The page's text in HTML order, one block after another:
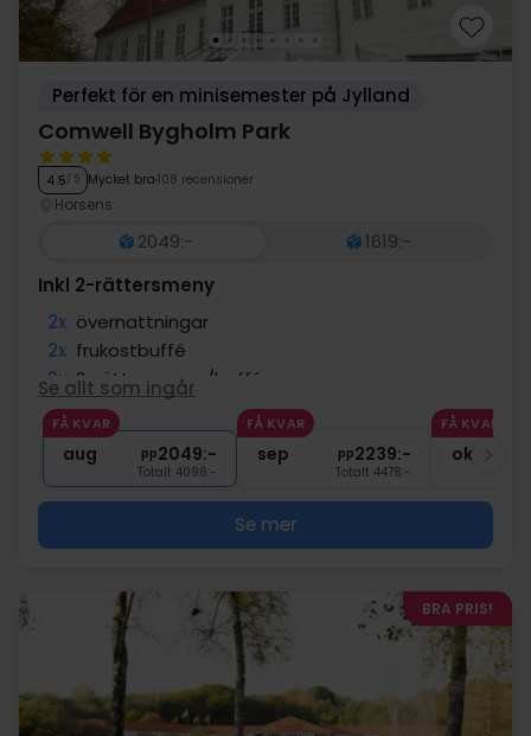
Perfekt för en minisemester på Jylland
Comwell Bygholm Park
4.5/ 5 Mycket bra 108 recensioner
Horsens
2049:-
1619:-
Inkl 2-rättersmeny
2x övernattningar
2x frukostbuffé
2x 2-rättersmeny/buffé
2x kaffe att ta med
∞ Gratis parkering
Se allt som ingår
FÅ KVAR
aug pp2049:-
Totalt 4098:-
FÅ KVAR
sep pp2239:-
Totalt 4478:-
FÅ KVAR
okt
Se mer
BRA PRIS!